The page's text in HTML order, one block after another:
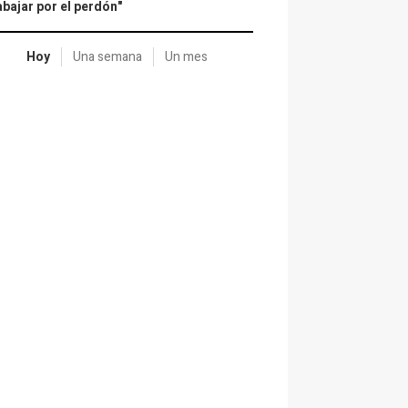
por el perdón"
Hoy Una semana Un mes